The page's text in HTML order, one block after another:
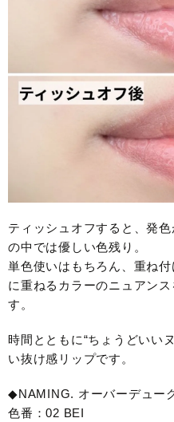
ティッシュオフすると、発
の中では優しい色残り。
単色使いはもちろん、重ね
に重ねるカラーのニュアン
す。
時間とともに“ちょうどいい
い抜け感リップです。
◆NAMING. オーバーデュー
色番：02 BEI